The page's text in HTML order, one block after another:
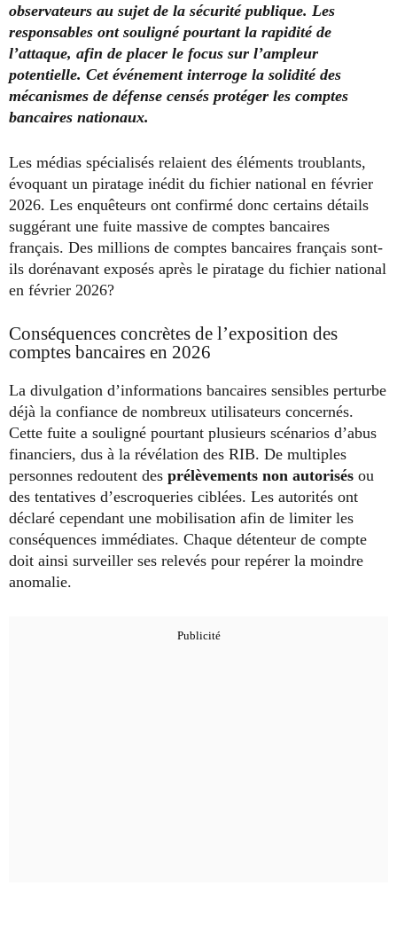
observateurs au sujet de la sécurité publique. Les
responsables ont souligné pourtant la rapidité de
l’attaque, afin de placer le focus sur l’ampleur
potentielle. Cet événement interroge la solidité des
mécanismes de défense censés protéger les comptes
bancaires nationaux.
Les médias spécialisés relaient des éléments troublants,
évoquant un piratage inédit du fichier national en février
2026. Les enquêteurs ont confirmé donc certains détails
suggérant une fuite massive de comptes bancaires
français. Des millions de comptes bancaires français sont-
ils dorénavant exposés après le piratage du fichier national
en février 2026?
Conséquences concrètes de l’exposition des
comptes bancaires en 2026
La divulgation d’informations bancaires sensibles perturbe
déjà la confiance de nombreux utilisateurs concernés.
Cette fuite a souligné pourtant plusieurs scénarios d’abus
financiers, dus à la révélation des RIB. De multiples
personnes redoutent des prélèvements non autorisés ou
des tentatives d’escroqueries ciblées. Les autorités ont
déclaré cependant une mobilisation afin de limiter les
conséquences immédiates. Chaque détenteur de compte
doit ainsi surveiller ses relevés pour repérer la moindre
anomalie.